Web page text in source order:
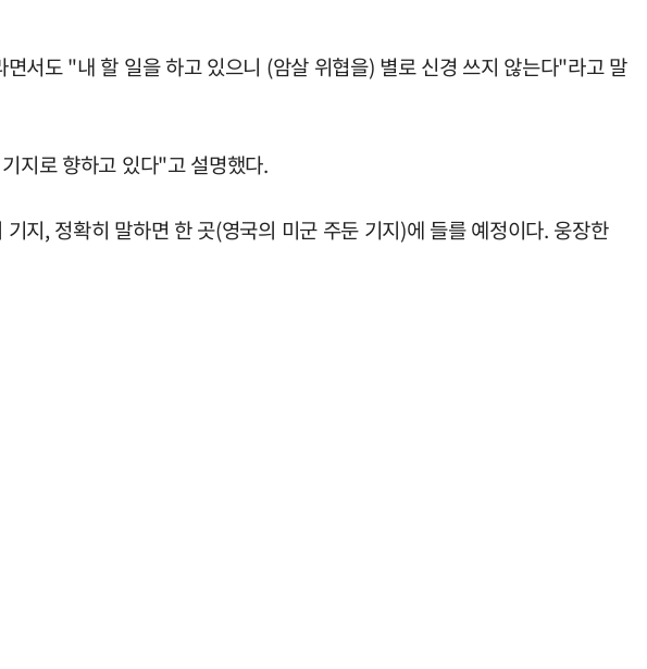
서도 "내 할 일을 하고 있으니 (암살 위협을) 별로 신경 쓰지 않는다"라고 말
지로 향하고 있다"고 설명했다.
지, 정확히 말하면 한 곳(영국의 미군 주둔 기지)에 들를 예정이다. 웅장한